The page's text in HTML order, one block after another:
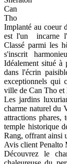
Can
Tho
Implanté au coeur
est l'un incarne
Classé parmi les
s'inscrit
Idéalement situé
dans l'écrin
exceptionnels qui
ville de Can Tho et
Les jardins
charme naturel du
attractions
temple historique
Rang, offrant ainsi
Avis client Penalto
Découvrez le